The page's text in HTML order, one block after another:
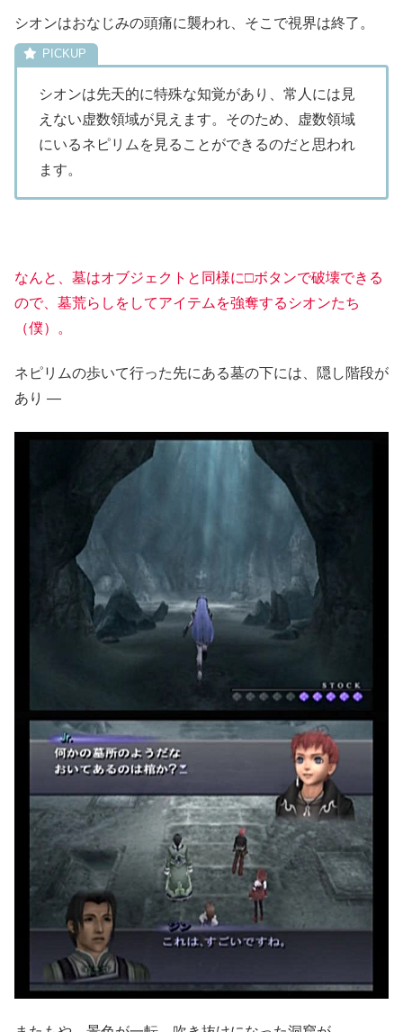
シオンはおなじみの頭痛に襲われ、そこで視界は終了。
シオンは先天的に特殊な知覚があり、常人には見
えない虚数領域が見えます。そのため、虚数領域
にいるネピリムを見ることができるのだと思われ
ます。
なんと、墓はオブジェクトと同様に□ボタンで破壊できる
ので、墓荒らしをしてアイテムを強奪するシオンたち
（僕）。
ネピリムの歩いて行った先にある墓の下には、隠し階段が
あり ―